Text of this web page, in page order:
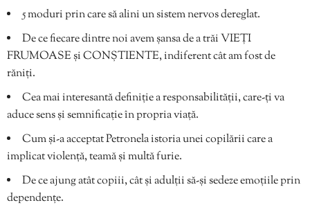
5 moduri prin care să alini un sistem nervos dereglat.
De ce fiecare dintre noi avem șansa de a trăi VIEȚI
FRUMOASE și CONȘTIENTE, indiferent cât am fost de
răniți.
Cea mai interesantă definiție a responsabilității, care-ți va
aduce sens și semnificație în propria viață.
Cum și-a acceptat Petronela istoria unei copilării care a
implicat violență, teamă și multă furie.
De ce ajung atât copiii, cât și adulții să-și sedeze emoțiile prin
dependențe.